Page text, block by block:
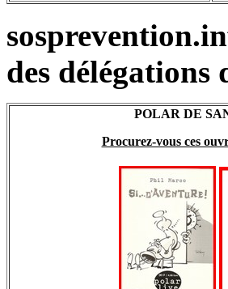
des délégations
POLAR DE
Procurez-vous ces